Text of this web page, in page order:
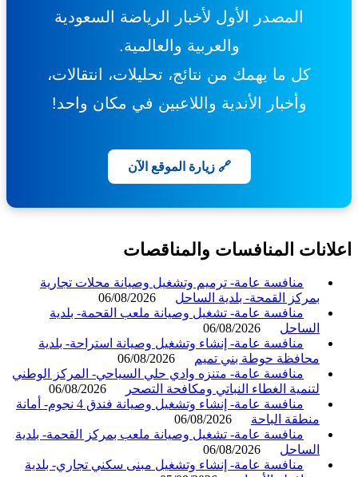
المصدر الأول لأخبار الرياضة السعودية
والعربية والعالمية.
كل ما يهمك من نتائج، تحليلات، انتقالات،
وأخبار الأندية واللاعبين في مكان واحد!
🔗 زيارة الموقع الآن
المنافسات والمناقصات
منافسة عامة- ترميم وتشغيل وصيانة محلات تجارية
بمركز القمحة- بلدية الساحل
06/08/2026
منافسة عامة- تشغيل وصيانة ملعب القحمة- بلدية
الساحل
06/08/2026
منافسة عامة- إنشاء وتشغيل وصيانة استراحة- بلدية
محافظة حوطة بني تميم
06/08/2026
منافسة عامة- متنزه وادي حلي السياحي- المركز الوطني
لتنمية الغطاء النباتي ومكافحة التصحر
06/08/2026
منافسة عامة- إنشاء وتشغيل وصيانة فندق 4 نجوم- أمانة
منطقة الباحة
06/08/2026
منافسة عامة- تشغيل وصيانة ملعب بمركز القحمة- بلدية
الساحل
06/08/2026
منافسة عامة- إنشاء وتشغيل مبنى سكني تجاري- بلدية